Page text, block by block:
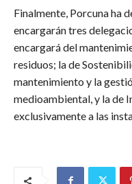
Finalmente, Porcuna ha
encargarán tres
encargará del
residuos; la de
mantenimiento y la
medioambiental, y la de
exclusivamente a las